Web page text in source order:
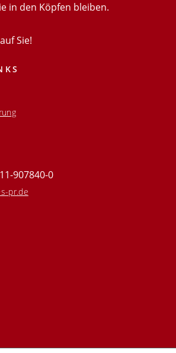
in den Köpfen bleiben.
Sie!
907840-0
pr.de